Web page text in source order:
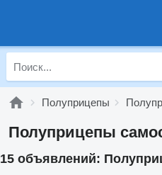
Полуприцепы
Полуприцепы
15 объявлений: